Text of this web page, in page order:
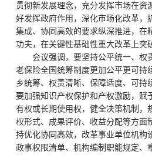
贯彻新发展理念，充分发挥市场在资
好发挥政府作用，深化市场化改革，
集成、协同高效的要求纵深推进，在
功夫，在关键性基础性重大改革上突
会议强调，要坚持公平统一、权
老保险全国统筹制度更加公平更可持
乡统筹、权责清晰、保障适度、可持
要加强知识产权保护和产权激励，赋
有权或长期使用权，健全决策机制，
权形式、成果评价、收益分配等方面
持优化协同高效，改革事业单位机构
政事权限清单、机构编制职能规定、